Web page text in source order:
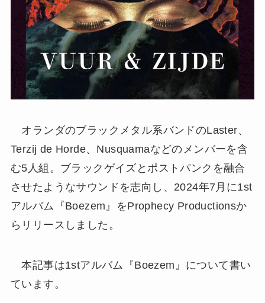
オランダのブラックメタル系バンドのLaster、
Terzij de Horde、Nusquamaなどのメンバーを含
む5人組。ブラックゲイズとポストパンクを融合
させたようなサウンドを志向し、2024年7月に1st
アルバム『Boezem』をProphecy Productionsか
らリリースしました。
本記事は1stアルバム『Boezem』について書い
ています。